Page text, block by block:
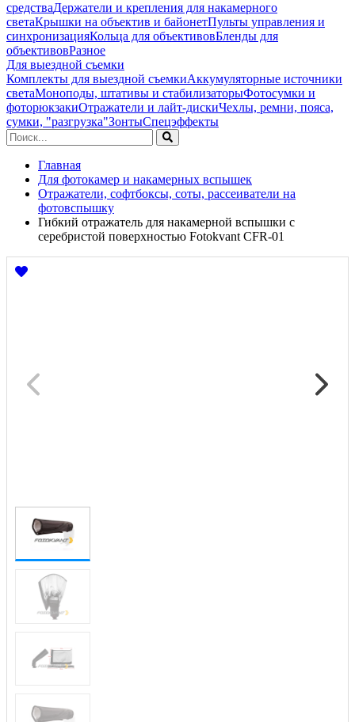
средстваДержатели и крепления для накамерного
светаКрышки на объектив и байонетПульты управления и
синхронизацияКольца для объективовБленды для
объективовРазное
Для выездной съемки
Комплекты для выездной съемкиАккумуляторные источники
светаМоноподы, штативы и стабилизаторыФотосумки и
фоторюкзакиОтражатели и лайт-дискиЧехлы, ремни, пояса,
сумки, "разгрузка"ЗонтыСпецэффекты
Главная
Для фотокамер и накамерных вспышек
Отражатели, софтбоксы, соты, рассеиватели на
фотовспышку
Гибкий отражатель для накамерной вспышки с
серебристой поверхностью Fotokvant CFR-01